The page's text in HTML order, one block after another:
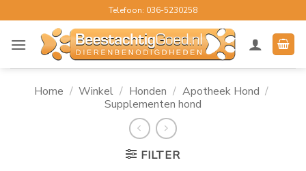
naar
inhoud
Telefoon: 036-5230258
Home / Winkel / Honden / Apotheek Hond /
Supplementen hond
FILTER